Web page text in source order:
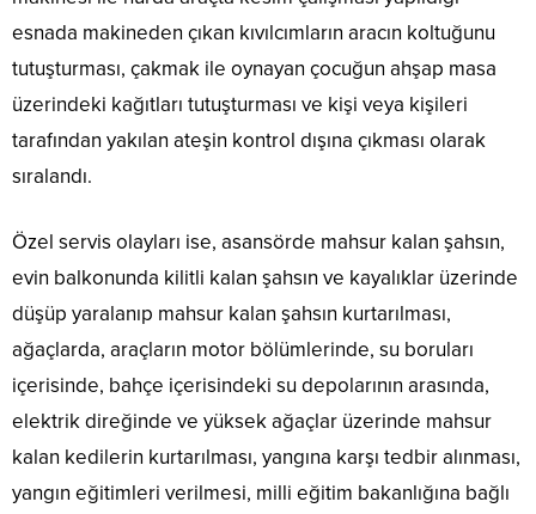
esnada makineden çıkan kıvılcımların aracın koltuğunu
tutuşturması, çakmak ile oynayan çocuğun ahşap masa
üzerindeki kağıtları tutuşturması ve kişi veya kişileri
tarafından yakılan ateşin kontrol dışına çıkması olarak
sıralandı.
Özel servis olayları ise, asansörde mahsur kalan şahsın,
evin balkonunda kilitli kalan şahsın ve kayalıklar üzerinde
düşüp yaralanıp mahsur kalan şahsın kurtarılması,
ağaçlarda, araçların motor bölümlerinde, su boruları
içerisinde, bahçe içerisindeki su depolarının arasında,
elektrik direğinde ve yüksek ağaçlar üzerinde mahsur
kalan kedilerin kurtarılması, yangına karşı tedbir alınması,
yangın eğitimleri verilmesi, milli eğitim bakanlığına bağlı